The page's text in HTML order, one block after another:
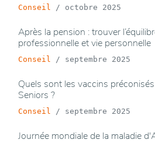
Conseil / octobre 2025
Après la pension : trouver
professionnelle et vie personnelle
Conseil / septembre 2025
Quels sont les vaccins
Seniors ?
Conseil / septembre 2025
Journée mondiale de la maladie